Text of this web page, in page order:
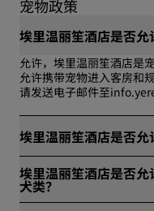
宠物政策
埃里温丽笙酒店是否允
允许，埃里温丽笙酒店是
允许携带宠物进入客房和
请发送电子邮件至
埃里温丽笙酒店是否允
是，埃里温丽笙酒店允许
了解更多详情，请发送电
埃里温丽笙酒店是否
犬类？